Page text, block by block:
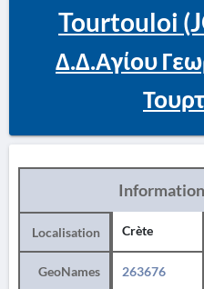
Tourtouloi
Δ.Δ.Αγίου
Localisation Crète
GeoNames 263676